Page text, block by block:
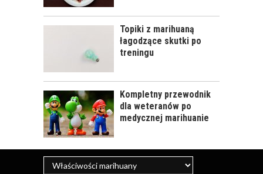
Topiki z marihuaną
łagodzące skutki po
treningu
Kompletny przewodnik
dla weteranów po
medycznej marihuanie